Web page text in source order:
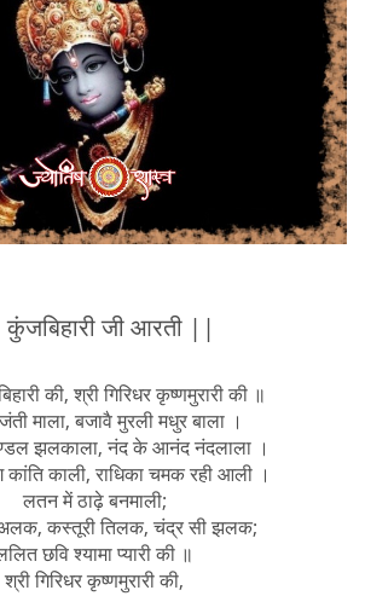
जी आरती ||
की, श्री गिरिधर कृष्णमुरारी की ॥
माला, बजावै मुरली मधुर बाला ।
झलकाला, नंद के आनंद नंदलाला ।
काली, राधिका चमक रही आली ।
लतन में ठाढ़े बनमाली;
कस्तूरी तिलक, चंद्र सी झलक;
छवि श्यामा प्यारी की ॥
श्री गिरिधर कृष्णमुरारी की,